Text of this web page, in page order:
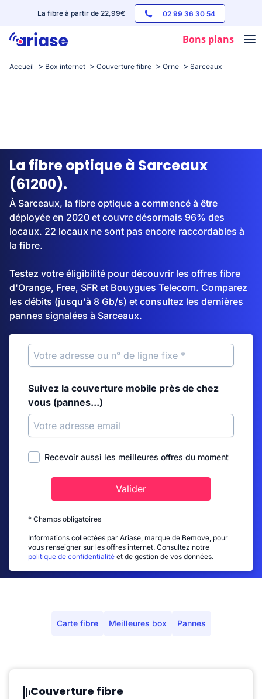
La fibre à partir de 22,99€ 02 99 36 30 54
Bons plans
Box internet
Streaming
Accueil Box internet Couverture fibre Orne Sarceaux
La fibre optique à Sarceaux
(61200).
À Sarceaux, la fibre optique a commencé à être
déployée en 2020 et couvre désormais 96% des
locaux. 22 locaux ne sont pas encore raccordables à
la fibre.
Testez votre éligibilité pour découvrir les offres fibre
d'Orange, Free, SFR et Bouygues Telecom. Comparez
les débits (jusqu'à 8 Gb/s) et consultez les dernières
pannes signalées à Sarceaux.
Suivez la couverture mobile près de chez
vous (pannes...)
Recevoir aussi les meilleures offres du moment
Valider
* Champs obligatoires
Informations collectées par Ariase, marque de Bemove, pour
vous renseigner sur les offres internet. Consultez notre
politique de confidentialité et de gestion de vos données.
Carte fibre Meilleures box Pannes
Couverture fibre